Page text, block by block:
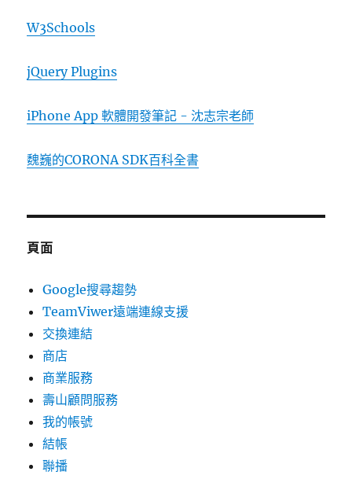
W3Schools
jQuery Plugins
iPhone App 軟體開發筆記 - 沈志宗老師
魏巍的CORONA SDK百科全書
頁面
Google搜尋趨勢
TeamViwer遠端連線支援
交換連結
商店
商業服務
壽山顧問服務
我的帳號
結帳
聯播